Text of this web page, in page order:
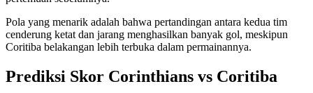
Pola yang menarik adalah bahwa pertandingan antara kedua tim
cenderung ketat dan jarang menghasilkan banyak gol, meskipun
Coritiba belakangan lebih terbuka dalam permainannya.
Prediksi Skor Corinthians vs Coritiba